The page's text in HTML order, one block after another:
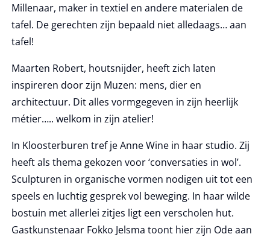
Millenaar, maker in textiel en andere materialen de
tafel. De gerechten zijn bepaald niet alledaags… aan
tafel!
Maarten Robert, houtsnijder, heeft zich laten
inspireren door zijn Muzen: mens, dier en
architectuur. Dit alles vormgegeven in zijn heerlijk
métier….. welkom in zijn atelier!
In Kloosterburen tref je Anne Wine in haar studio. Zij
heeft als thema gekozen voor ‘conversaties in wol’.
Sculpturen in organische vormen nodigen uit tot een
speels en luchtig gesprek vol beweging. In haar wilde
bostuin met allerlei zitjes ligt een verscholen hut.
Gastkunstenaar Fokko Jelsma toont hier zijn Ode aan